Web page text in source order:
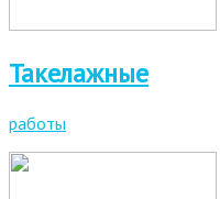
Такелажные
работы